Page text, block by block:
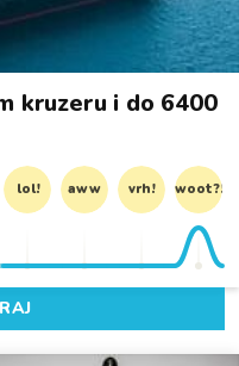
kruzeru i do 6400
lol! aww vrh! woot?!